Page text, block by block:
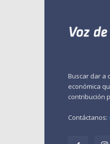
Buscar dar a
económica
contribución
Contáctanos: